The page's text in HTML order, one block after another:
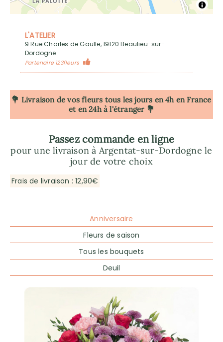
L'ATELIER
9 Rue Charles de Gaulle, 19120 Beaulieu-sur-
Dordogne
Partenaire 123fleurs
💐 Livraison de vos fleurs tous les jours en 4h en France
et en 24h à l'étranger 💐
Passez commande en ligne
pour une livraison à Argentat-sur-Dordogne le
jour de votre choix
Frais de livraison : 12,90€
Anniversaire
Fleurs de saison
Tous les bouquets
Deuil